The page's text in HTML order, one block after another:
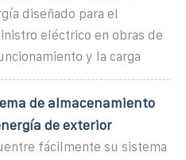
diseñado para el
eléctrico en obras de
y la carga
de almacenamiento
de exterior
fácilmente su sistema